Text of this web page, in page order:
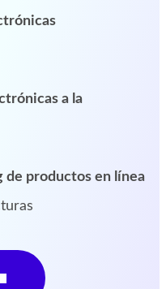
a la
de productos en línea